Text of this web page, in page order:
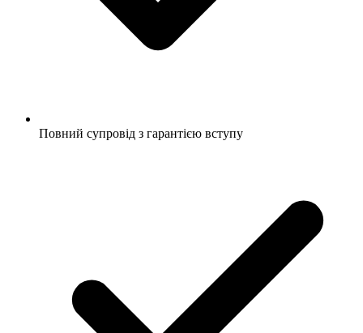
Повний супровід з гарантією вступу